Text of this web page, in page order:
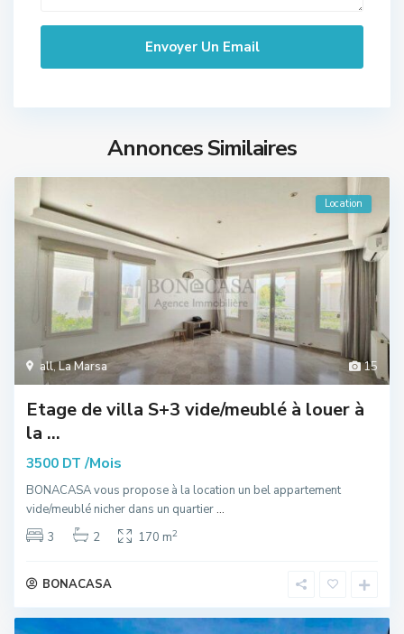
Annonces Similaires
15
all,La Marsa
Location
Etage de villa S+3 vide/meublé à louer à
la ...
3500 DT /Mois
BONACASA vous propose à la location un bel appartement
vide/meublé nicher dans un quartier...
3
2 170 m2
BONACASA